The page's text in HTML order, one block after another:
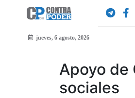
jueves, 6 agosto, 2026
Apoyo de
sociales